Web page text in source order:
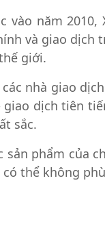
vào năm
và giao
giới.
các nhà giao
dịch tiên
sắc.
sản phẩm của
thể không